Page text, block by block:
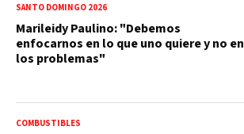
SANTO DOMINGO 2026
Marileidy Paulino: "Debemos
enfocarnos en lo que uno quiere y no en
los problemas"
COMBUSTIBLES